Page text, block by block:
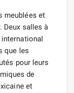
meublées et
Deux salles à
international
que les
pour leurs
de
et